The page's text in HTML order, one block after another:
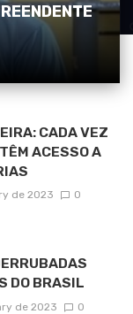
CADA VEZ
ACESSO A
de 2023 0
DO BRASIL
de 2023 0